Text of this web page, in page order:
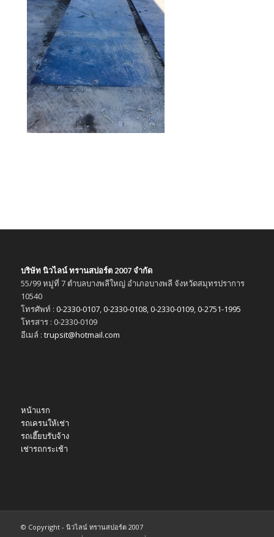
บริษัท นิวไลน์ ทรานสปอร์ต 2007 จำกัด
55/99 หมู่ที่ 7 ตำบลบางพลีใหญ่ อำเภอบางพลี จังหวัดสมุทรปราการ
10540
โทรศัพท์ : 0-2330-0107,0-2330-0108,0-2330-0109,0-2751-1995
โทรสาร : 0-2330-0109
อีเมล์ : trupsit@hotmail.com
หน้าแรก
รถเครนให้เช่า
รถเฮี๊ยบรับจ้าง
เช่ารถกระเช้า
© Copyright - นิวไลน์ ทรานสปอร์ต 2007